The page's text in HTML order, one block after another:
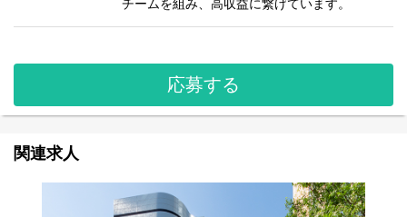
チームを組み、高収益に繋げています。
応募する
関連求人